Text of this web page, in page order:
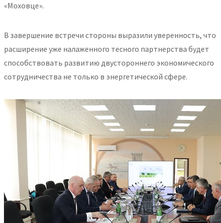
«Моховце».
В завершение встречи стороны выразили уверенность, что
расширение уже налаженного тесного партнерства будет
способствовать развитию двустороннего экономического
сотрудничества не только в энергетической сфере.